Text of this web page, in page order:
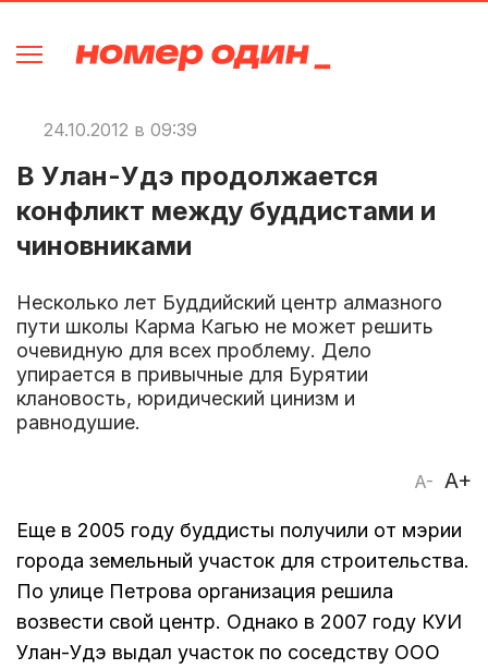
24.10.2012 в 09:39
В Улан-Удэ продолжается
конфликт между буддистами и
чиновниками
Несколько лет Буддийский центр алмазного
пути школы Карма Кагью не может решить
очевидную для всех проблему. Дело
упирается в привычные для Бурятии
клановость, юридический цинизм и
равнодушие.
A- A+
Еще в 2005 году буддисты получили от мэрии
города земельный участок для строительства.
По улице Петрова организация решила
возвести свой центр. Однако в 2007 году КУИ
Улан-Удэ выдал участок по соседству ООО